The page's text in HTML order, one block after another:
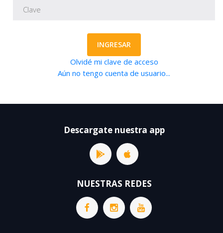
INGRESAR
Olvidé mi clave de acceso
Aún no tengo cuenta de usuario...
Descargate nuestra app
NUESTRAS REDES